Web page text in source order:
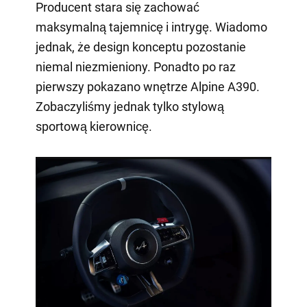
Producent stara się zachować
maksymalną tajemnicę i intrygę. Wiadomo
jednak, że design konceptu pozostanie
niemal niezmieniony. Ponadto po raz
pierwszy pokazano wnętrze Alpine A390.
Zobaczyliśmy jednak tylko stylową
sportową kierownicę.